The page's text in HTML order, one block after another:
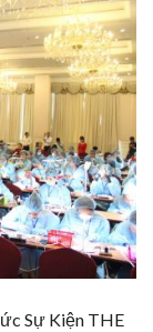
Sự Kiện THE